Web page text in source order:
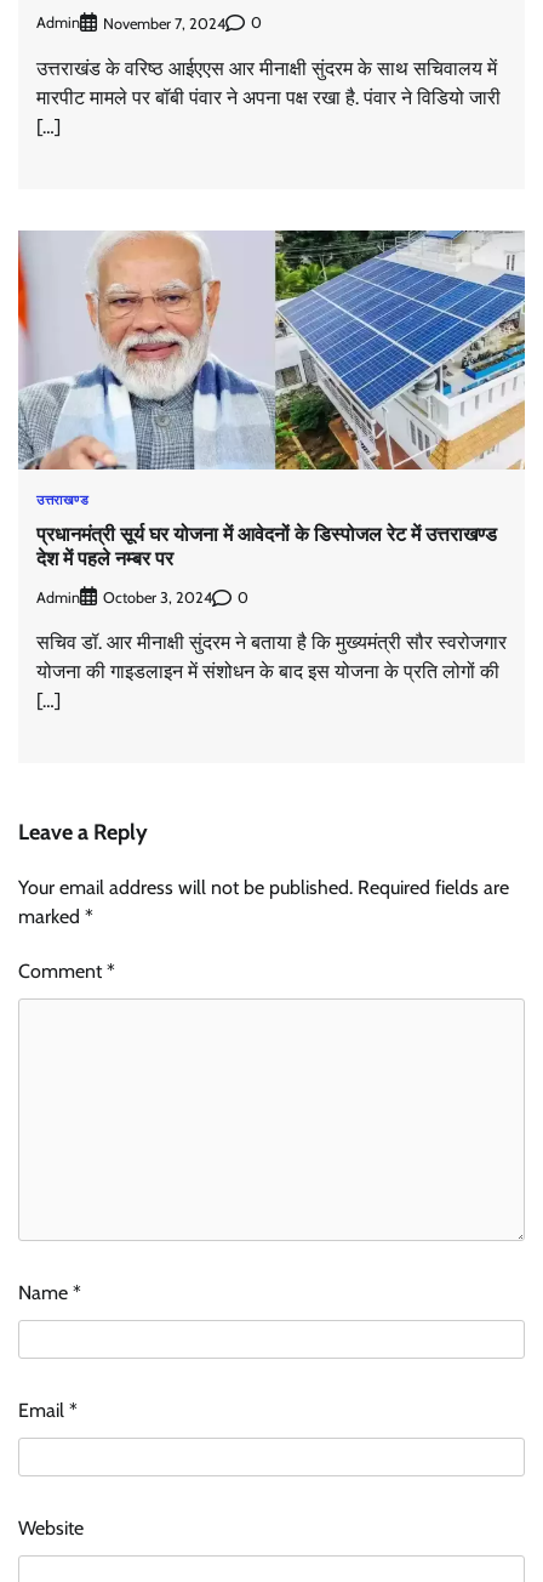
Admin November 7, 2024 0
उत्तराखंड के वरिष्ठ आईएएस आर मीनाक्षी सुंदरम के साथ सचिवालय में
मारपीट मामले पर बॉबी पंवार ने अपना पक्ष रखा है. पंवार ने विडियो जारी
[…]
उत्तराखण्ड
प्रधानमंत्री सूर्य घर योजना में आवेदनों के डिस्पोजल रेट में उत्तराखण्ड
देश में पहले नम्बर पर
Admin October 3, 2024 0
सचिव डॉ. आर मीनाक्षी सुंदरम ने बताया है कि मुख्यमंत्री सौर स्वरोजगार
योजना की गाइडलाइन में संशोधन के बाद इस योजना के प्रति लोगों की
[…]
Leave a Reply
Your email address will not be published. Required fields are
marked *
Comment*
Name *
Email *
Website